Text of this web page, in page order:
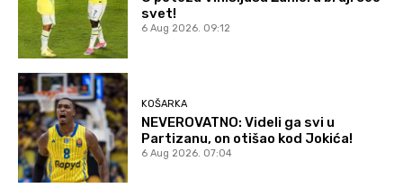
svet!
6 Aug 2026. 09:12
KOŠARKA
NEVEROVATNO: Videli ga svi u
Partizanu, on otišao kod Jokića!
6 Aug 2026. 07:04